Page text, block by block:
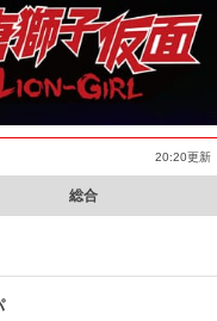
20:20更新
総合